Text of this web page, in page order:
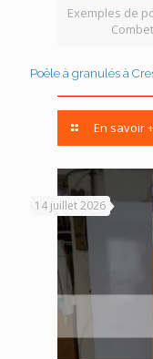
Exemples de
Poêle à granulés à
En savoir +
14 juillet 2026